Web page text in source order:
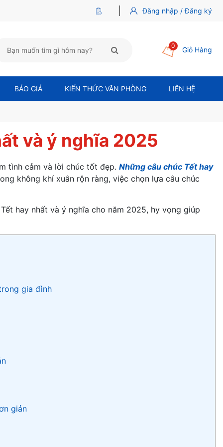
Đăng nhập / Đăng ký
0 Giỏ Hàng
BÁO GIÁ KIẾN THỨC VĂN PHÒNG LIÊN HỆ
và ý nghĩa 2025
tình cảm và lời chúc tốt đẹp. Những câu chúc Tết hay
không khí xuân rộn ràng, việc chọn lựa câu chúc
hay nhất và ý nghĩa cho năm 2025, hy vọng giúp
gia đình
giản